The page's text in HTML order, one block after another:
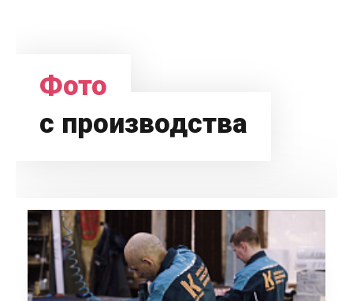
Фото
с производства